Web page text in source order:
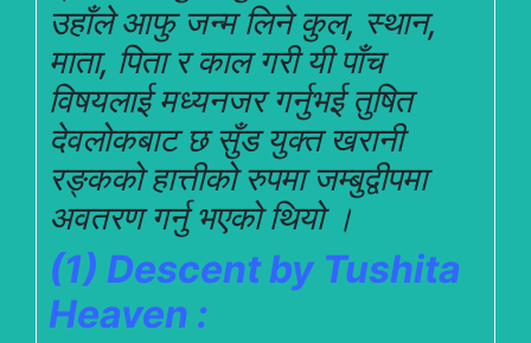
उहाँले आफु जन्म लिने कुल, स्थान,
माता, पिता र काल गरी यी पाँच
विषयलाई मध्यनजर गर्नुभई तुषित
देवलोकबाट छ सुँड युक्त खरानी
रङ्कको हात्तीको रुपमा जम्बुद्वीपमा
अवतरण गर्नु भएको थियो ।
(1) Descent by Tushita
Heaven :